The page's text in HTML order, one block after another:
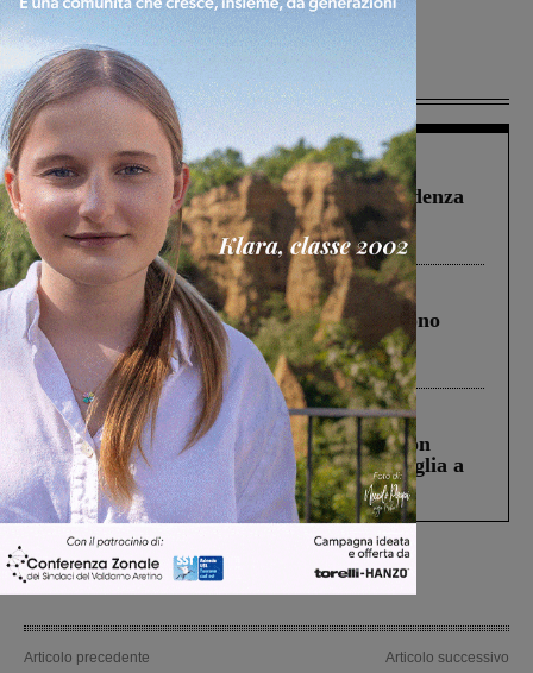
Più lette
Figline Incisa Valdarno 1 Agosto 2026
Piscina di Figline finanziata oltre la scadenza
Pnrr, il gruppo di Fratelli d’Italia: “Un
ringraziamento al Governo”
Cronaca 4 Agosto 2026
Un anno fa la strage in A1 in cui morirono
Gianni, Giulia e Franco. Lo schianto, il
processo, lo stop ai sorpassi fra tir....
Cronaca 3 Agosto 2026
Scomparso da una struttura di Castiglion
Fiorentino l’uomo che aveva ucciso la figlia a
Levane nel 2020
Articolo precedente
Articolo successivo